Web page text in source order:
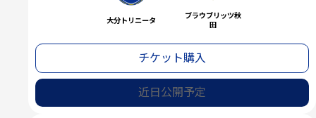
大分トリニータ
ブラウブリッツ秋
田
チケット購入
近日公開予定